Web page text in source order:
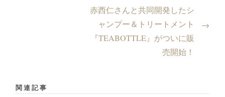
赤西仁さんと共同開発したシ
ャンプー＆トリートメント
『TEABOTTLE』がついに販
売開始！
→
関連記事